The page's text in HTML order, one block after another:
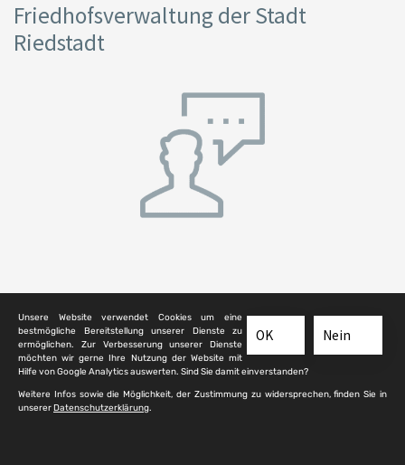
Friedhofsverwaltung der Stadt
Riedstadt
64560 Riedstadt
Ansprechpartner: Mitarbeitende Friedhofswesen
E-Mail:c.funck@riedstadt.de
Nein
OK
Unsere Website verwendet Cookies um eine
bestmögliche Bereitstellung unserer Dienste zu
ermöglichen. Zur Verbesserung unserer Dienste
möchten wir gerne Ihre Nutzung der Website mit
Hilfe von Google Analytics auswerten. Sind Sie damit einverstanden?
Weitere Infos sowie die Möglichkeit, der Zustimmung zu widersprechen, finden Sie in
unsererDatenschutzerklärung.